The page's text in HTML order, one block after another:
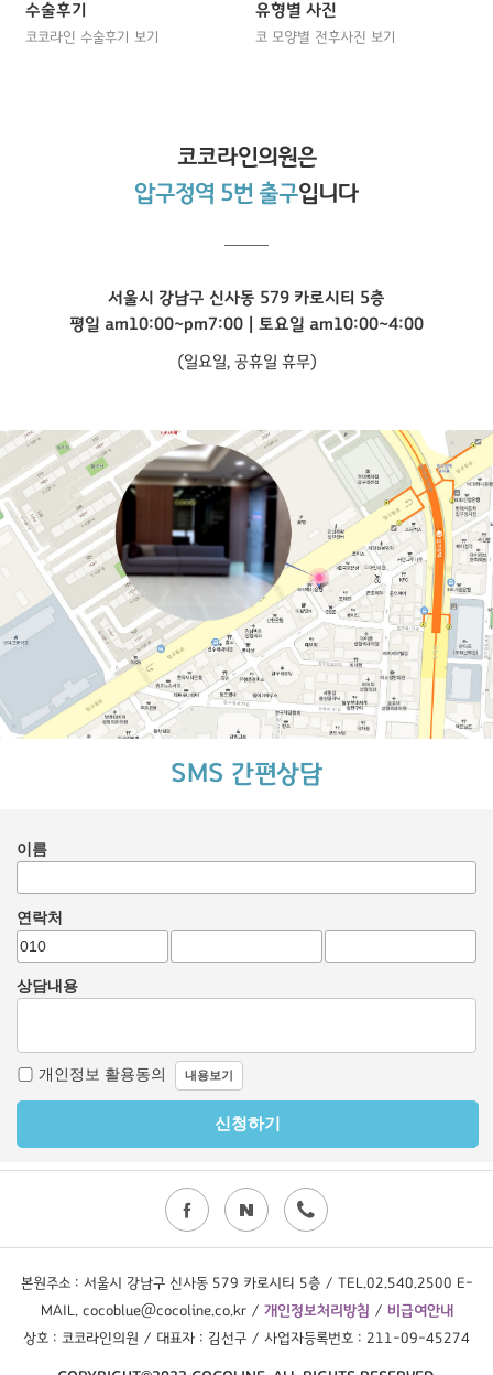
수술후기
코코라인 수술후기 보기
유형별 사진
코 모양별 전후사진 보기
코코라인의원은
압구정역 5번 출구입니다
서울시 강남구 신사동 579 카로시티 5층
평일 am10:00~pm7:00 | 토요일 am10:00~4:00
(일요일, 공휴일 휴무)
SMS 간편상담
본원주소 : 서울시 강남구 신사동 579 카로시티 5층 / TEL.02.540.2500 E-
MAIL. cocoblue@cocoline.co.kr / 개인정보처리방침 / 비급여안내
상호 : 코코라인의원 / 대표자 : 김선구 / 사업자등록번호 : 211-09-45274